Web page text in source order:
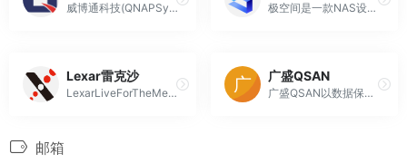
威博通科技(QNAPSystems,Inc.)致力于研发并提供高质量网络储存设备(NAS)及专业及网络监控录像设备(NVR)给家庭、SOHO族、以及中小企业用户。 极空间是一款NAS设备，极空间Z2是天顶星公司推出的一款面向个人和家庭的私有云产品。服务涵盖相册备份、文件备份、资源下载、文件管理、影视剧下载、极影视影视削刮器、音乐播放、视频播放、网盘备份等。极空间是移动硬盘、磁盘阵列等其他存储设备的替代者。
Lexar雷克沙
LexarLiveForTheMemory，Lexar雷克沙品牌初创于1996年，作为消费类存储品牌，始终以创新思维打造领先业界的存储产品，及解决方案。Lexar雷克沙产品覆盖专业影像存储、移动存储、个人系统存储等领域，广泛满足消费者及企业客户的各类存储需求
广盛QSAN
广盛QSAN以数据保护为核心，为客户提供高性能的企业级数据存储與数据管理解决方案。从数据备份到数据保护，广盛科技始终关注用户需求，量身订做高弹性的产品组合，助力企业数字转型。
邮箱